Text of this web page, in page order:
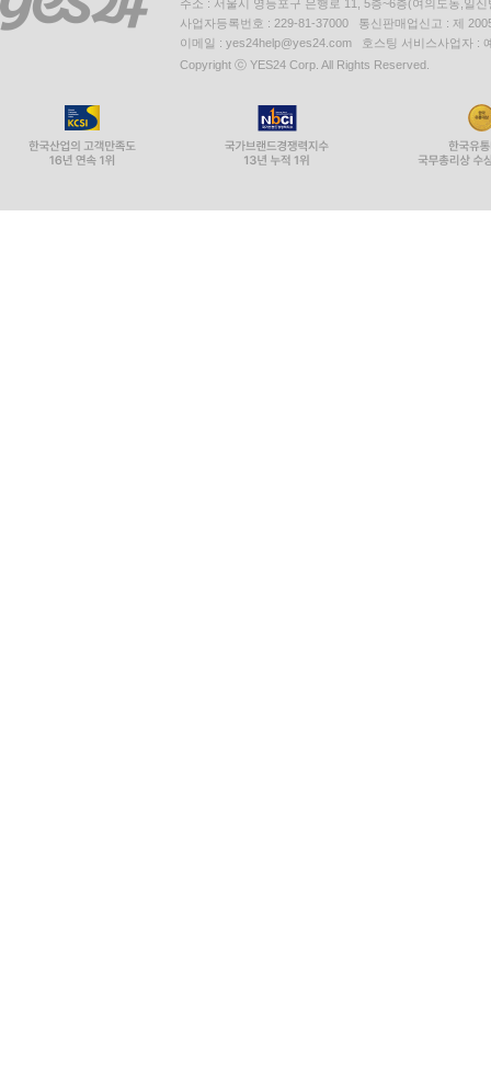
주소 : 서울시 영등포구 은행로 11, 5층~6층(여의도동,일신
사업자등록번호 : 229-81-37000 통신판매업신고 : 제
이메일 : yes24help@yes24.com 호스팅 서비스사업자 :
Copyright ⓒ YES24 Corp. All Rights Reserved.